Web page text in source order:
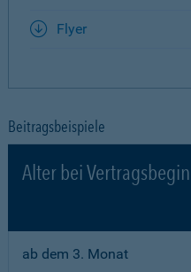
Flyer
Beitragsbeispiele
Alter bei
ab dem 3. Monat